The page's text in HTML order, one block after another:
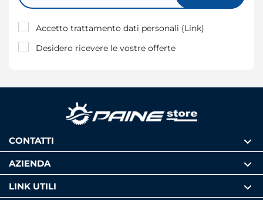
Accetto trattamento dati personali (Link)
Desidero ricevere le vostre offerte
CONTATTI
AZIENDA
LINK UTILI